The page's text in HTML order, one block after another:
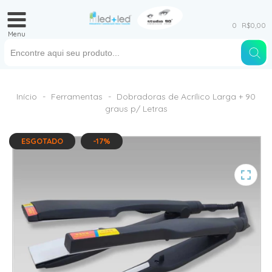
Menu
0 R$0,00
Início - Ferramentas - Dobradoras de Acrílico Larga + 90
graus p/ Letras
ESGOTADO -17%